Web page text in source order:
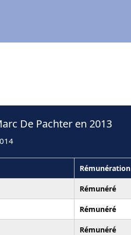
De Pachter en 2013
Rémunération
Rémunéré
Rémunéré
Rémunéré